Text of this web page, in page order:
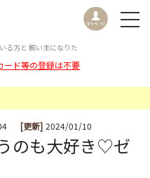
る方と 飼い主になりた
ード等の登録は不要
[更新] 2024/01/10
のも大好き♡ゼ